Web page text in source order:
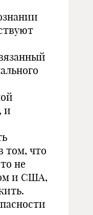
и
том, что
не
и США,